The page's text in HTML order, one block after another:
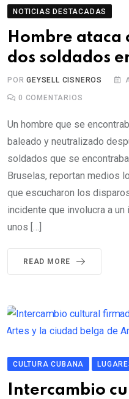
NOTICIAS DESTACADAS
Hombre ataca
dos soldados
PORGEYSELL CISNEROS
0 COMENTARIOS
Un hombre que se
baleado y neutralizado
soldados que se
Bruselas, reportan medios
que escucharon los
incidente que involucra a
unos […]
READ MORE
CULTURA CUBANA
Intercambio